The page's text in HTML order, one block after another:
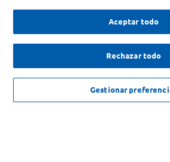
Enterate de nuestras ofertas
Dejanos tu mail para recibir todas las
que nadie.
Provincia
Aceptar todo
Rechazar todo
Gestionar